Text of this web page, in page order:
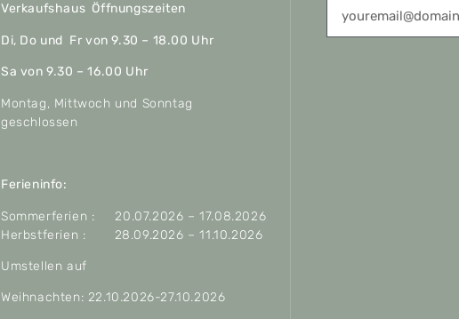
Verkaufshaus Öffnungszeiten
Di, Do und Fr von 9.30 – 18.00 Uhr
Sa von 9.30 – 16.00 Uhr
Montag, Mittwoch und Sonntag
geschlossen
Ferieninfo:
Sommerferien : 20.07.2026 – 17.08.2026
Herbstferien : 28.09.2026 – 11.10.2026
Umstellen auf
Weihnachten: 22.10.2026-27.10.2026